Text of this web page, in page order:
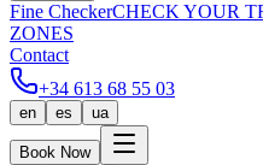
Fine CheckerCHECK YOUR
ZONES
Contact
+34 613 68 55 03
en es ua
Book Now